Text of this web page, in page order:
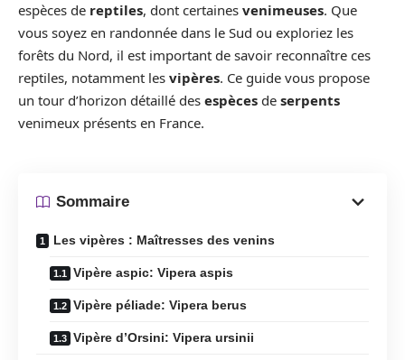
espèces de reptiles, dont certaines venimeuses. Que
vous soyez en randonnée dans le Sud ou exploriez les
forêts du Nord, il est important de savoir reconnaître ces
reptiles, notamment les vipères. Ce guide vous propose
un tour d’horizon détaillé des espèces de serpents
venimeux présents en France.
Sommaire
Les vipères : Maîtresses des venins
Vipère aspic: Vipera aspis
Vipère péliade: Vipera berus
Vipère d’Orsini: Vipera ursinii